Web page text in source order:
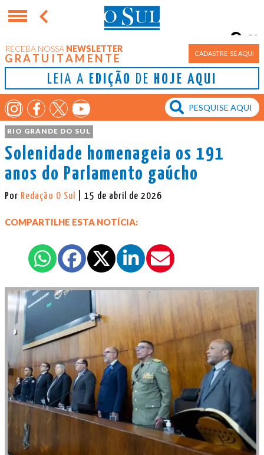
RECEBA NOSSA NEWSLETTER
GRATUITAMENTE CADASTRE-SE AQUI
LEIA A EDIÇÃO DE HOJE AQUI
Porto Alegre
8°
RIO GRANDE DO SUL
Solenidade homenageia os 191
anos do Parlamento gaúcho
Por Redação O Sul | 15 de abril de 2026
COMPARTILHE ESTA NOTÍCIA: